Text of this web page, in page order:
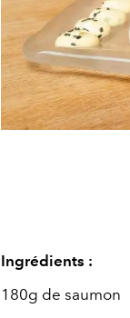
Ingrédients :
180g de saumon